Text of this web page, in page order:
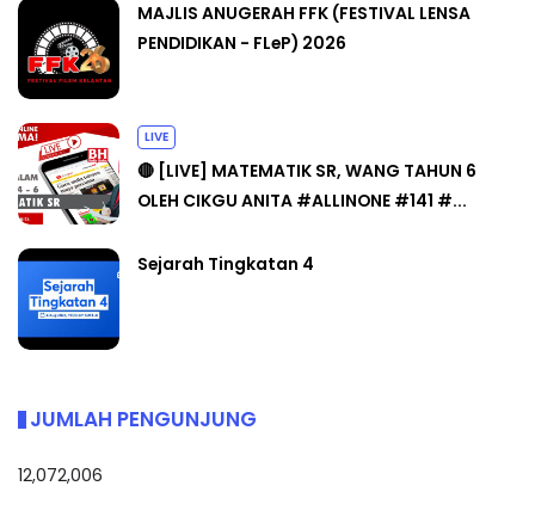
MAJLIS ANUGERAH FFK (FESTIVAL LENSA
PENDIDIKAN - FLeP) 2026
LIVE
🔴 [LIVE] MATEMATIK SR, WANG TAHUN 6
OLEH CIKGU ANITA #ALLINONE #141 #...
Sejarah Tingkatan 4
JUMLAH PENGUNJUNG
12,072,006